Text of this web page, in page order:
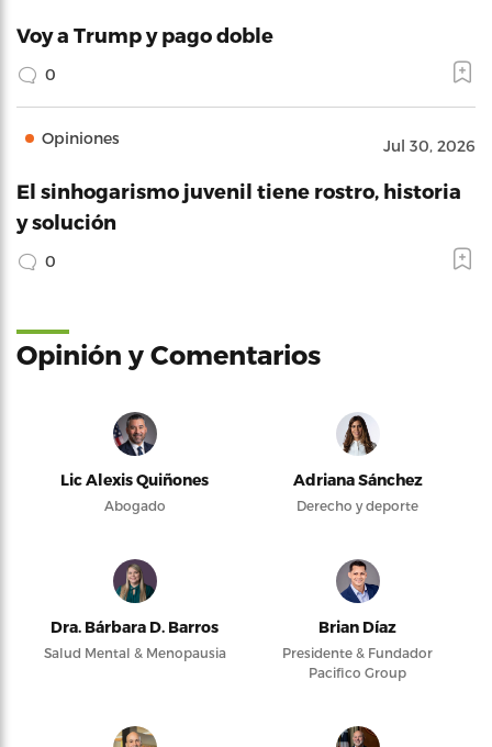
Voy a Trump y pago doble
0
Opiniones Jul 30, 2026
El sinhogarismo juvenil tiene rostro, historia
y solución
0
Opinión y Comentarios
Lic Alexis Quiñones
Abogado
Adriana Sánchez
Derecho y deporte
Dra. Bárbara D. Barros
Salud Mental & Menopausia
Brian Díaz
Presidente & Fundador
Pacifico Group